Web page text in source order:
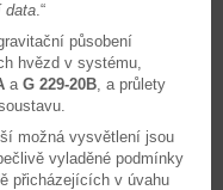
data.“
působení
hvězd v systému,
a G 229-20B, a průlety
možná vysvětlení jsou
vyladěné podmínky
přicházejících v úvahu